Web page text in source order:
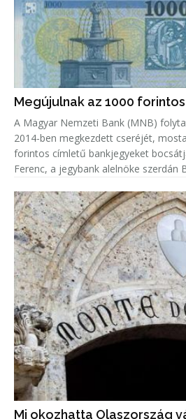
Megújulnak az 1000
A Magyar Nemzeti Bank (MNB)
2014-ben megkezdett cseréjét,
forintos címletű bankjegyeket
Ferenc, a jegybank alelnöke szerdán
Mi okozhatta Olaszország